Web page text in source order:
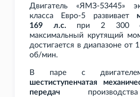
Двигатель «ЯМЗ-53445»
класса Евро-5 развивает
169
л.с. при 2
300
максимальный крутящий
достигается в диапазоне от 1
об/мин.
В паре с
шестиступенчатая
передач